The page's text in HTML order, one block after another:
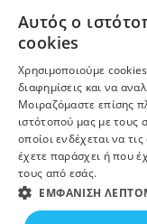
ΠΛΗΡΟΦΟΡΙΕΣ
Η ΕΤΑΙΡΕΙΑ
ΠΕΡΙΣΣΟΤΕΡΑ
ΕΓΓΡΑΦΗ ΣΤΟ
Αυτός ο
cookies
Χρησιμοποιούμε
διαφημίσεις και να
Μοιραζόμαστε επίσης
ιστότοπού μας με τους
οποίοι ενδέχεται να
έχετε παράσχει ή που
τους από εσάς.
ΕΜΦΆΝΙΣΗ